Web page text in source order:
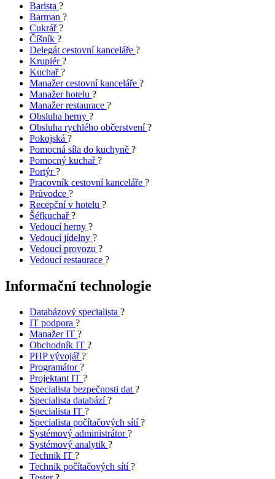
Barista ?
Barman ?
Cukrář?
Číšník ?
Delegát cestovní kanceláře ?
Krupiér?
Kuchař?
Manažer cestovní kanceláře ?
Manažer hotelu ?
Manažer restaurace ?
Obsluha herny ?
Obsluha rychlého občerstvení?
Pokojská ?
Pomocná síla do kuchyně ?
Pomocný kuchař?
Portýr?
Pracovník cestovní kanceláře ?
Průvodce ?
Recepční v hotelu ?
Šéfkuchař?
Vedoucí herny ?
Vedoucí jídelny ?
Vedoucí provozu ?
Vedoucí restaurace ?
Informační technologie
Databázový specialista ?
IT podpora ?
Manažer IT ?
Obchodník IT ?
PHP vývojář?
Programátor?
Projektant IT ?
Specialista bezpečnosti dat ?
Specialista databází?
Specialista IT ?
Specialista počítačových sítí?
Systémový administrátor?
Systémový analytik ?
Technik IT ?
Technik počítačových sítí?